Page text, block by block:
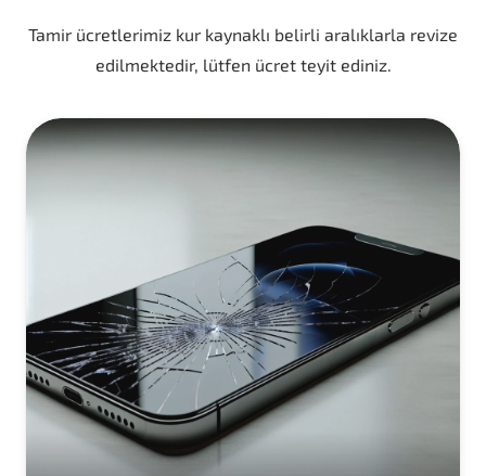
Tamir ücretlerimiz kur kaynaklı belirli aralıklarla revize
edilmektedir, lütfen ücret teyit ediniz.